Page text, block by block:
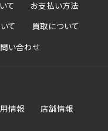
て お支払い方法
て 買取について
い合わせ
情報 店舗情報